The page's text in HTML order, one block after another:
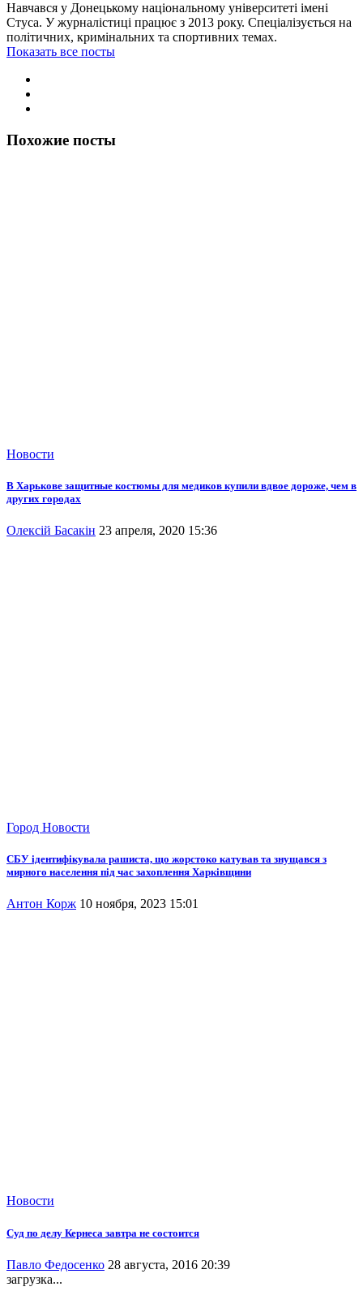
Навчався у Донецькому національному університеті імені
Стуса. У журналістиці працює з 2013 року. Спеціалізується на
політичних, кримінальних та спортивних темах.
Показать все посты
Похожие посты
Новости
В Харькове защитные костюмы для медиков купили вдвое дороже, чем в
других городах
Олексій Басакін 23 апреля, 2020 15:36
Город Новости
СБУ ідентифікувала рашиста, що жорстоко катував та знущався з
мирного населення під час захоплення Харківщини
Антон Корж 10 ноября, 2023 15:01
Новости
Суд по делу Кернеса завтра не состоится
Павло Федосенко 28 августа, 2016 20:39
загрузка...